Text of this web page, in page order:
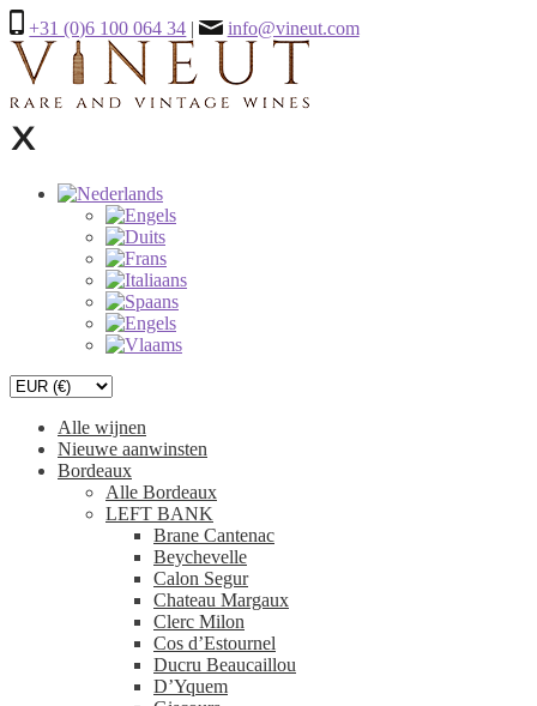
+31 (0)6 100 064 34 | info@vineut.com
Alle wijnen
Nieuwe aanwinsten
Bordeaux
Alle Bordeaux
LEFT BANK
Brane Cantenac
Beychevelle
Calon Segur
Chateau Margaux
Clerc Milon
Cos d’Estournel
Ducru Beaucaillou
D’Yquem